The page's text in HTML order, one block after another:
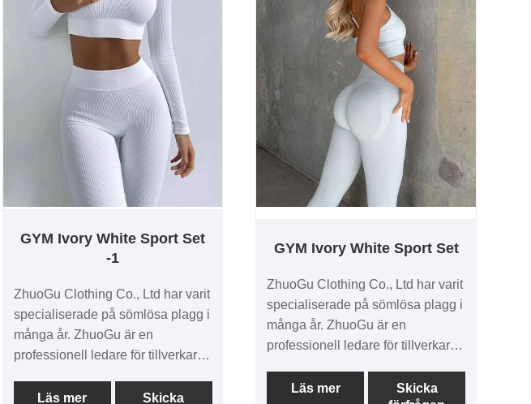
besöka, vägledning och
affärsförhandlingar.
alla samhällsskikt kommer att
besöka, vägledning och
affärsförhandlingar.
GYM Ivory White Sport Set
-1
ZhuoGu Clothing Co., Ltd har varit
specialiserade på sömlösa plagg i
många år. ZhuoGu är en
professionell ledare för tillverkare
med hög kvalitet och rimliga priser.
Läs mer
Skicka
GYM Ivory White Sport Set
ZhuoGu Clothing Co., Ltd har varit
specialiserade på sömlösa plagg i
många år. ZhuoGu är en
professionell ledare för tillverkare
med hög kvalitet och rimliga priser.
Läs mer
Skicka